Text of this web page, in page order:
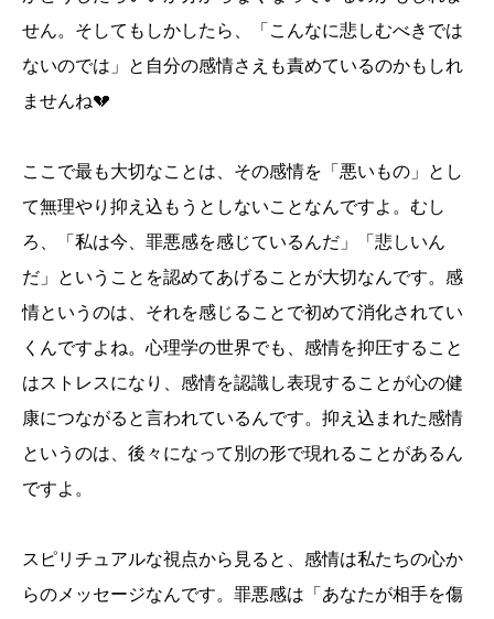
せん。そしてもしかしたら、「こんなに悲しむべきでは
ないのでは」と自分の感情さえも責めているのかもしれ
ませんね💔
ここで最も大切なことは、その感情を「悪いもの」とし
て無理やり抑え込もうとしないことなんですよ。むし
ろ、「私は今、罪悪感を感じているんだ」「悲しいん
だ」ということを認めてあげることが大切なんです。感
情というのは、それを感じることで初めて消化されてい
くんですよね。心理学の世界でも、感情を抑圧すること
はストレスになり、感情を認識し表現することが心の健
康につながると言われているんです。抑え込まれた感情
というのは、後々になって別の形で現れることがあるん
ですよ。
スピリチュアルな視点から見ると、感情は私たちの心か
らのメッセージなんです。罪悪感は「あなたが相手を傷